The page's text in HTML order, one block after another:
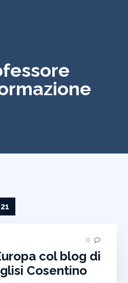
0
col blog di
Cosentino